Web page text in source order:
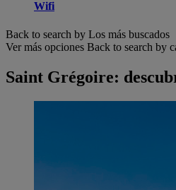
Wifi
Back to search by Los más buscados
Ver más opciones Back to search by
Saint Grégoire: